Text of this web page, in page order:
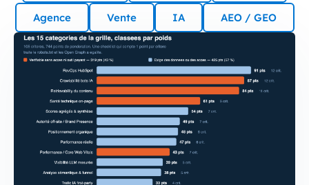
Agence Vente IA AEO / GEO